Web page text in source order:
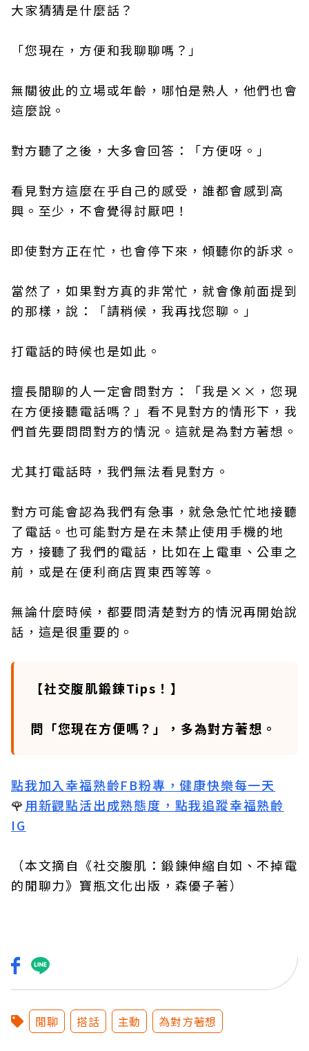
大家猜猜是什麼話？
「您現在，方便和我聊聊嗎？」
無關彼此的立場或年齡，哪怕是熟人，他們也會
這麼說。
對方聽了之後，大多會回答：「方便呀。」
看見對方這麼在乎自己的感受，誰都會感到高
興。至少，不會覺得討厭吧！
即使對方正在忙，也會停下來，傾聽你的訴求。
當然了，如果對方真的非常忙，就會像前面提到
的那樣，說：「請稍候，我再找您聊。」
打電話的時候也是如此。
擅長閒聊的人一定會問對方：「我是××，您現
在方便接聽電話嗎？」看不見對方的情形下，我
們首先要問問對方的情況。這就是為對方著想。
尤其打電話時，我們無法看見對方。
對方可能會認為我們有急事，就急急忙忙地接聽
了電話。也可能對方是在未禁止使用手機的地
方，接聽了我們的電話，比如在上電車、公車之
前，或是在便利商店買東西等等。
無論什麼時候，都要問清楚對方的情況再開始說
話，這是很重要的。
【社交腹肌鍛鍊Tips！】
問「您現在方便嗎？」，多為對方著想。
點我加入幸福熟齡FB粉專，健康快樂每一天
🌹 用新觀點活出成熟態度，點我追蹤幸福熟齡
IG
（本文摘自 《社交腹肌：鍛鍊伸縮自如、不掉電
的閒聊力》寶瓶文化出版，森優子著）
閒聊 搭話 主動 為對方著想